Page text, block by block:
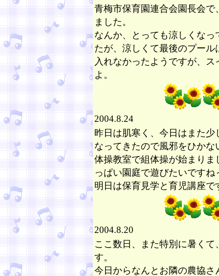
青梅市保育園連合会園長会
ました。
なんか、とっても涼しくな
たが、涼しくて最後のプール
入れなかったようですが、
よ。
2004.8.24
昨日は肌寒く、今日はまた
なってきたので風邪をひかな
体操教室で組体操が始まり
っぱい園庭で遊びたいですね
明日は保育見学と育児講座
2004.8.20
ここ数日、また特別に暑く
す。
今日からなんとお隣の農協